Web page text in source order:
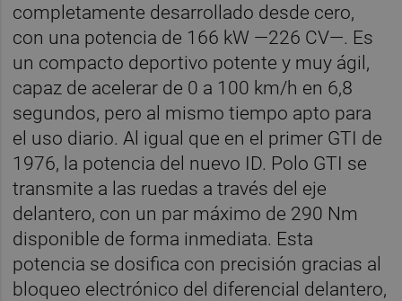
completamente desarrollado desde cero,
con una potencia de 166 kW —226 CV—. Es
un compacto deportivo potente y muy ágil,
capaz de acelerar de 0 a 100 km/h en 6,8
segundos, pero al mismo tiempo apto para
el uso diario. Al igual que en el primer GTI de
1976, la potencia del nuevo ID. Polo GTI se
transmite a las ruedas a través del eje
delantero, con un par máximo de 290 Nm
disponible de forma inmediata. Esta
potencia se dosifica con precisión gracias al
bloqueo electrónico del diferencial delantero,